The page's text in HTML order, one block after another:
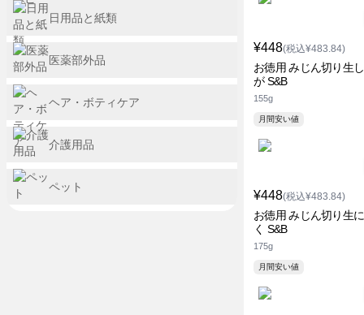
¥448(税込¥483.84)
お徳用 みじん切り生
が S&B
155g
月間安い値
¥448(税込¥483.84)
お徳用 みじん切り生
く S&B
175g
月間安い値
日用品と紙類
医薬部外品
ヘア・ボティケア
介護用品
ペット